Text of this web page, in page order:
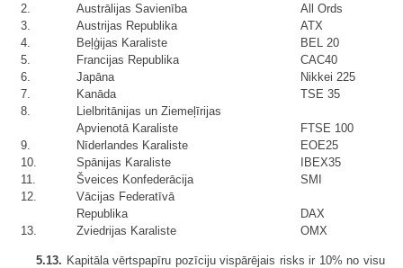
2.
Austrālijas Savienība
All Ords
3.
Austrijas Republika
ATX
4.
Beļģijas Karaliste
BEL 20
5.
Francijas Republika
CAC40
6.
Japāna
Nikkei 225
7.
Kanāda
TSE 35
8.
Lielbritānijas un Ziemeļīrijas
Apvienotā Karaliste
FTSE 100
9.
Nīderlandes Karaliste
EOE25
10.
Spānijas Karaliste
IBEX35
11.
Šveices Konfederācija
SMI
12.
Vācijas Federatīvā
Republika
DAX
13.
Zviedrijas Karaliste OMX
5.13. Kapitāla vērtspapīru pozīciju vispārējais risks ir 10% no visu